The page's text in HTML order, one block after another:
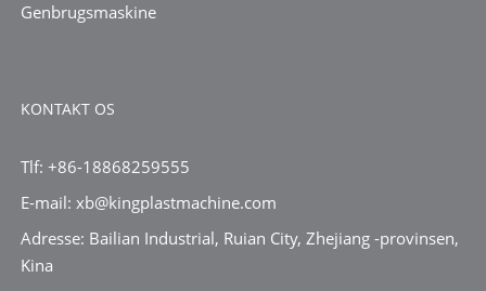
Genbrugsmaskine
KONTAKT OS
Tlf: +86-18868259555
E-mail: xb@kingplastmachine.com
Adresse: Bailian Industrial, Ruian City, Zhejiang -provinsen,
Kina